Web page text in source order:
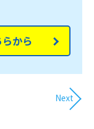
から
Next